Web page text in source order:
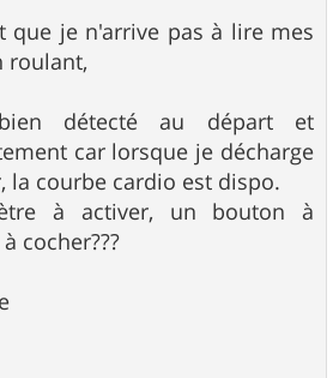
que je n'arrive pas à lire mes
roulant,
détecté au départ et
car lorsque je décharge
la courbe cardio est dispo.
à activer, un bouton à
cocher???